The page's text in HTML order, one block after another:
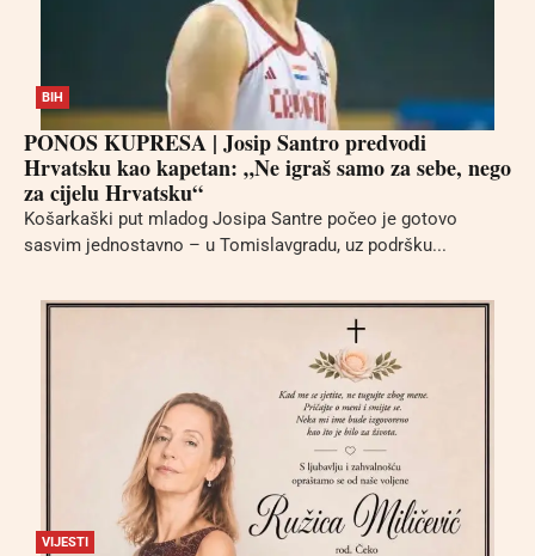
BIH
PONOS KUPRESA | Josip Santro predvodi
Hrvatsku kao kapetan: „Ne igraš samo za sebe, nego
za cijelu Hrvatsku“
Košarkaški put mladog Josipa Santre počeo je gotovo
sasvim jednostavno – u Tomislavgradu, uz podršku...
VIJESTI